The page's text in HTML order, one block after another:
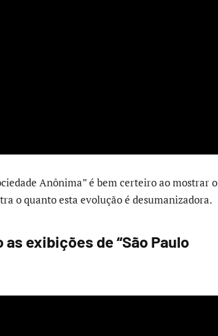
Anônima” é bem certeiro ao mostrar o
o quanto esta evolução é desumanizadora.
exibições de “São Paulo